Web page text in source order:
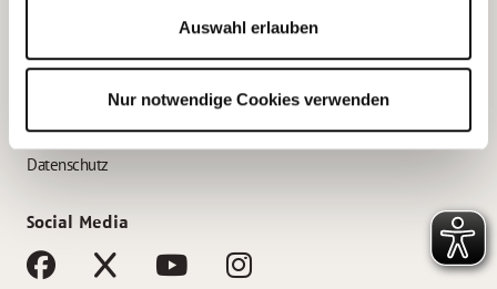
Auswahl erlauben
Nur notwendige Cookies verwenden
AWO Gliederungen nach Bundesland
Impressum
Datenschutz
Social Media